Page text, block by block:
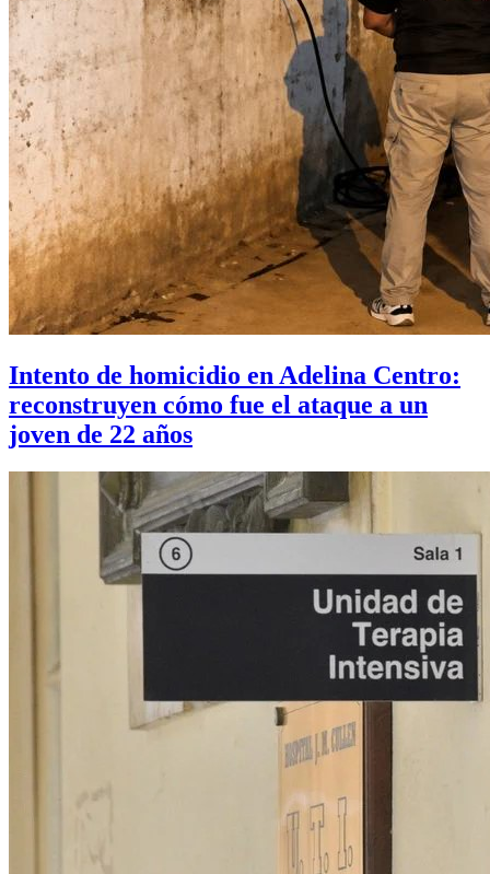
Intento de homicidio en Adelina Centro:
reconstruyen cómo fue el ataque a un
joven de 22 años